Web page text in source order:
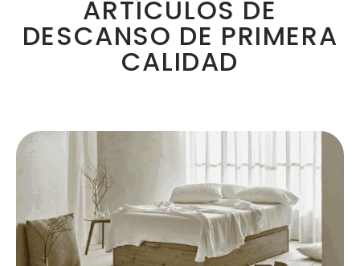
ARTÍCULOS DE
DESCANSO DE PRIMERA
CALIDAD